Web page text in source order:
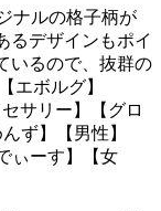
ナルの格子柄が
るデザインもポイ
いるので、抜群の
エボルグ】
サリー】【グロ
ず】【男性】
ぃーす】【女